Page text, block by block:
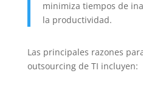
minimiza tiempos de
la productividad.
Las principales razones
outsourcing de TI incluyen: